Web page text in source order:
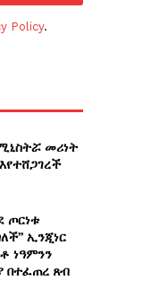
Policy.
መሪነት
ጦርነቱ
ኢንጂነር
ነዓምንን
ጸብ